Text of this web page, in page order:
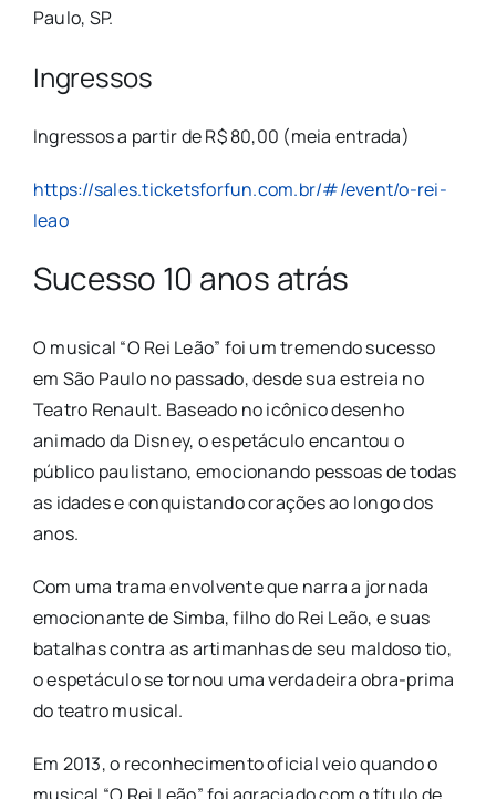
Paulo, SP.
Ingressos
Ingressos a partir de R$ 80,00 (meia entrada)
https://sales.ticketsforfun.com.br/#/event/o-rei-
leao
Sucesso 10 anos atrás
O musical “O Rei Leão” foi um tremendo sucesso
em São Paulo no passado, desde sua estreia no
Teatro Renault. Baseado no icônico desenho
animado da Disney, o espetáculo encantou o
público paulistano, emocionando pessoas de todas
as idades e conquistando corações ao longo dos
anos.
Com uma trama envolvente que narra a jornada
emocionante de Simba, filho do Rei Leão, e suas
batalhas contra as artimanhas de seu maldoso tio,
o espetáculo se tornou uma verdadeira obra-prima
do teatro musical.
Em 2013, o reconhecimento oficial veio quando o
musical “O Rei Leão” foi agraciado com o título de